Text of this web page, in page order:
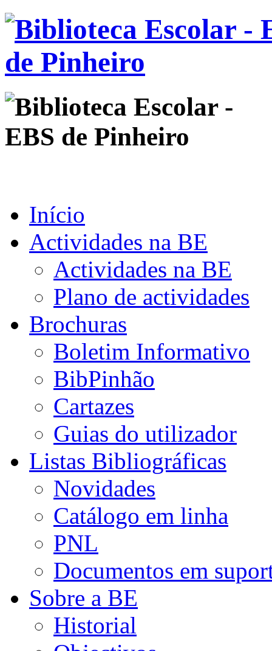
Início
Actividades na BE
Actividades na BE
Plano de actividades
Brochuras
Boletim Informativo
BibPinhão
Cartazes
Guias do utilizador
Listas Bibliográficas
Novidades
Catálogo em linha
PNL
Documentos em
Sobre a BE
Historial